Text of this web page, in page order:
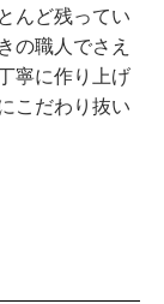
んど残ってい
の職人でさえ
寧に作り上げ
こだわり抜い